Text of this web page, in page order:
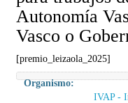
Autonomía
Vasco o
[premio_leizaola_2025]
Organismo:
IVAP -